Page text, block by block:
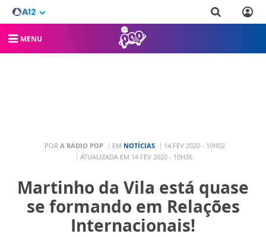
MENU
POR A RÁDIO POP EM NOTÍCIAS
14 FEV 2020 - 10H02
ATUALIZADA EM 14 FEV 2020 - 10H36
Martinho da Vila está quase
se formando em Relações
Internacionais!